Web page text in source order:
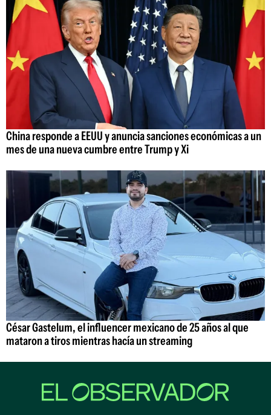
China responde a EEUU y anuncia sanciones económicas a un
mes de una nueva cumbre entre Trump y Xi
César Gastelum, el influencer mexicano de 25 años al que
mataron a tiros mientras hacía un streaming